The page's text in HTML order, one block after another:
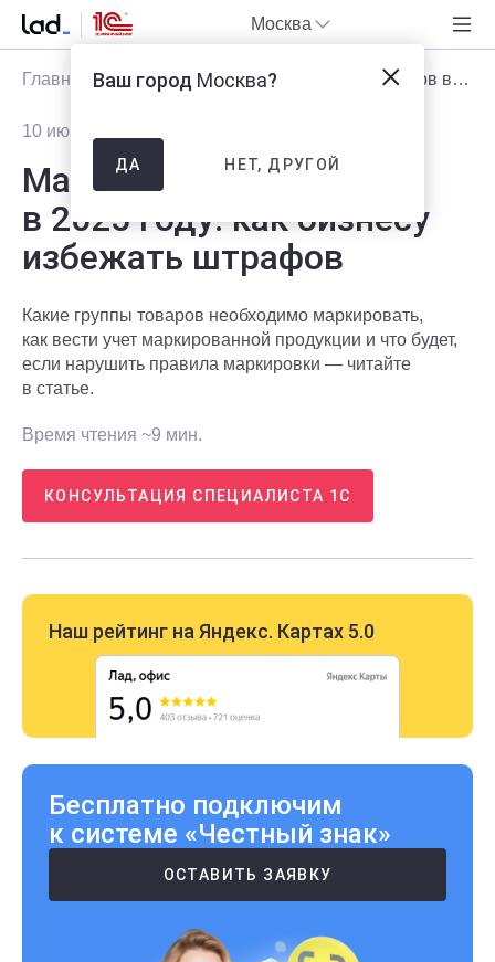
Москва
Главная Блог Статьи Маркировка товаров в 2025 году: как бизнесу избежать штрафов
10 июня 2025
Маркировка товаров
в 2025 году: как бизнесу
избежать штрафов
Какие группы товаров необходимо маркировать,
как вести учет маркированной продукции и что будет,
если нарушить правила маркировки — читайте
в статье.
Время чтения ~9 мин.
КОНСУЛЬТАЦИЯ СПЕЦИАЛИСТА 1С
Наш рейтинг на Яндекс. Картах 5.0
Бесплатно подключим
к системе «Честный знак»
ОСТАВИТЬ ЗАЯВКУ
Ваш город Москва?
ДА НЕТ, ДРУГОЙ